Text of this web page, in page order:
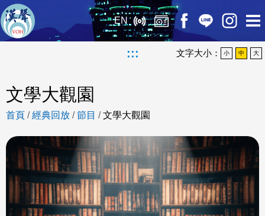
EN
::: 文字大小： 小 中 大
文學大觀園
首頁 /經典回放 /節目 /文學大觀園